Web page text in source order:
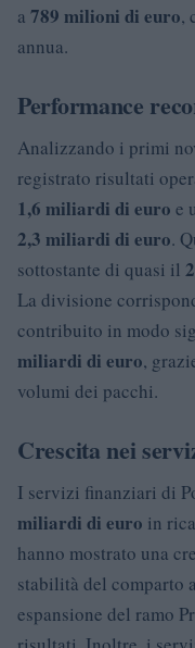
a 789 milioni di euro,
annua.
Performance
Analizzando i primi
registrato risultati
1,6 miliardi di euro e
2,3 miliardi di euro.
sottostante di quasi il
La divisione
contribuito in modo
miliardi di euro,
volumi dei pacchi.
Crescita nei
I servizi finanziari di
miliardi di euro in
hanno mostrato una
stabilità del comparto
espansione del ramo